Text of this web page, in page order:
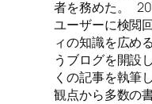
者を務めた。
ユーザーに検閲
ィの知識を広め
うブログを開設
くの記事を執筆
観点から多数の